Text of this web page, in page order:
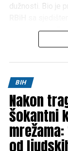
dužnosti. Bio je
organizaciji
politička pitanja
Za doprinos u
brojnim vojnim i
kao jedan od
Republike
Vijest o njegovoj
BIH
Nakon
šokantni
od